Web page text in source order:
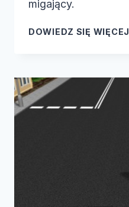
migający.
DOWIEDZ SIĘ WIĘCEJ